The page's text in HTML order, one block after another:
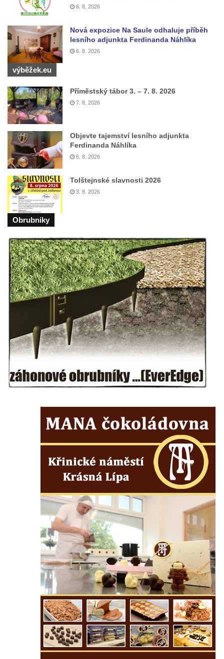
Kaple v Oparnu
Protestantský (evangelicko-luterský) kostel
Crostau
Kaple Nanebevstoupení Panny Marie ve
Svitavě
Výklenková kaple Piety ve Svojkově
Kostel Nejsvětější Trojice ve Velenicích
Kostel svatého Vavřince v Okounově
Kostel svatých Petra a Pavla v Semilech
Kostel Nanebevzetí Panny Marie (St. Mariä
Himmelfahrt) v Schirgiswalde
Kostel svaté Máří Magdaleny u hradu
Krasíkov
Kaple Olivetské hory pod věží kostela
svatého Michaela Archanděla v Bochově
Mildeova kaple pod Ortelem
Kostel Zvěstování Panny Marie v Duchcově
Výklenková kaple v Teplické ulici u stadionu
v Duchcově
Evangelický kostel v Duchcově
Kostel svatých Petra a Pavla v Jeníkově
Kaple svaté Anny v Jeníkově
Kaple Panny Marie v Lahošti
Kaple svatého Jana Nepomuckého v
Lahošti
Kostel svatého Mikuláše v Mikulášovicích
Kaple Matky Boží v Mikulášovicích
Mikulášovicích
Balzerova kaple v Mikulášovicích
Kostel svatého Václava ve Šluknově
Kostel svatého Mikuláše v Třebušíně
Klášterní kostel svatého Františka z Assisi v
Zákupech
Kaple svatého Josefa u Zákup
Kostel svatých Fabiána a Šebestiána v
Zákupech
Kostel svatého Havla v Kuřívodech
Kaple Krista v žaláři u kostela Nalezení
svatého Kříže ve Frýdlantu
Kostel Nalezení svatého Kříže ve Frýdlantu
Kostel Krista Spasitele ve Frýdlantu
6. 8. 2026
Nová expozice Na Saule odhaluje příběh
lesního adjunkta Ferdinanda Náhlíka
6. 8. 2026
výběžek.eu
Příměstský tábor 3. – 7. 8. 2026
7. 8. 2026
Objevte tajemství lesního adjunkta
Ferdinanda Náhlíka
6. 8. 2026
Tolštejnské slavnosti 2026
3. 8. 2026
Obrubniky